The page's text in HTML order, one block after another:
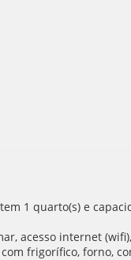
1 quarto(s) e
acesso internet
frigorífico, forno,